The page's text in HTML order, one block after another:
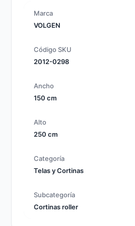
Marca
VOLGEN
Código SKU
2012-0298
Ancho
150 cm
Alto
250 cm
Categoría
Telas y Cortinas
Subcategoría
Cortinas roller